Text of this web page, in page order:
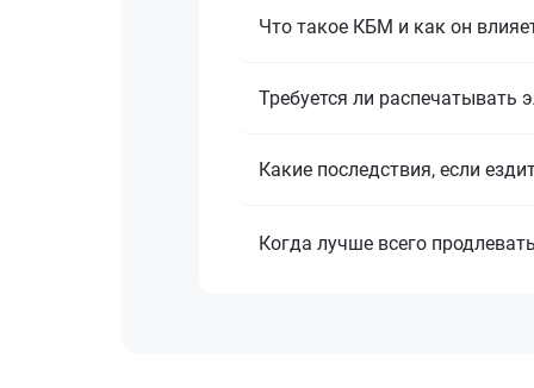
Что такое КБМ и как он
Требуется ли распечатывать
Какие последствия, если
Когда лучше всего